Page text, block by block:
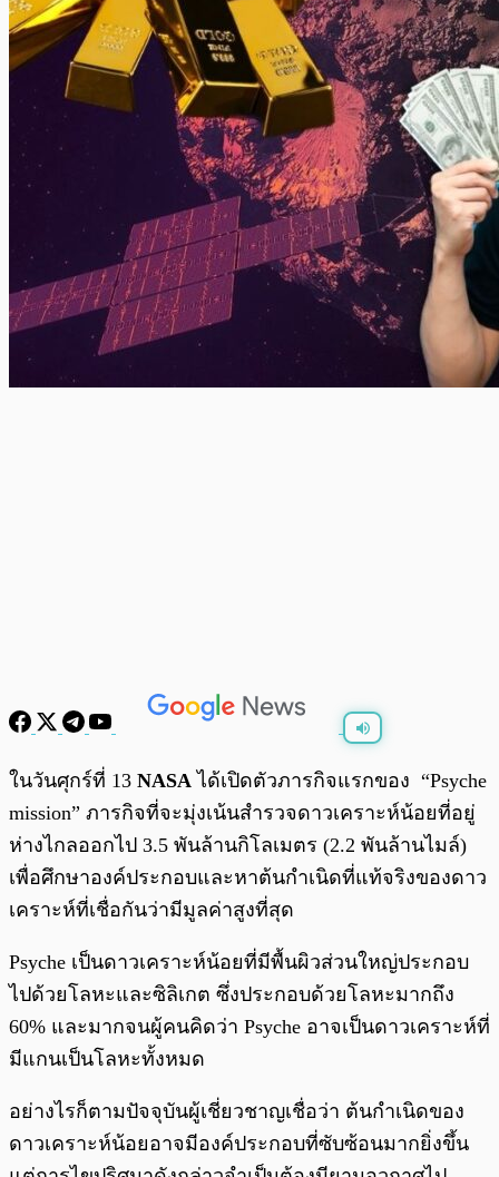
พร้อมเล่น
ในวันศุกร์ที่ 13 NASA ได้เปิดตัวภารกิจแรกของ “Psyche
mission” ภารกิจที่จะมุ่งเน้นสำรวจดาวเคราะห์น้อยที่อยู่
ห่างไกลออกไป 3.5 พันล้านกิโลเมตร (2.2 พันล้านไมล์)
เพื่อศึกษาองค์ประกอบและหาต้นกำเนิดที่แท้จริงของดาว
เคราะห์ที่เชื่อกันว่ามีมูลค่าสูงที่สุด
Psyche เป็นดาวเคราะห์น้อยที่มีพื้นผิวส่วนใหญ่ประกอบ
ไปด้วยโลหะและซิลิเกต ซึ่งประกอบด้วยโลหะมากถึง
60% และมากจนผู้คนคิดว่า Psyche อาจเป็นดาวเคราะห์ที่
มีแกนเป็นโลหะทั้งหมด
อย่างไรก็ตามปัจจุบันผู้เชี่ยวชาญเชื่อว่า ต้นกำเนิดของ
ดาวเคราะห์น้อยอาจมีองค์ประกอบที่ซับซ้อนมากยิ่งขึ้น